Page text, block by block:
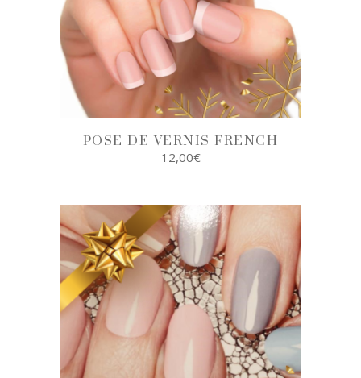
POSE DE VERNIS FRENCH
12,00€
AJOUTER AU
PANIER